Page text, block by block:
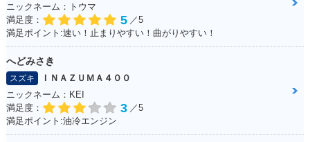
ニックネーム：トウマ
満足度：
5 ／5
満足ポイント:速い！止まりやすい！曲がりやすい！
へどみさき
スズキ
ＩＮＡＺＵＭＡ４００
ニックネーム：KEI
満足度：
3 ／5
満足ポイント:油冷エンジン